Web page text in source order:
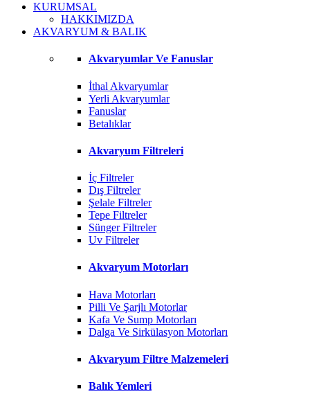
KURUMSAL
HAKKIMIZDA
AKVARYUM & BALIK
Akvaryumlar Ve Fanuslar
İthal Akvaryumlar
Yerli Akvaryumlar
Fanuslar
Betalıklar
Akvaryum Filtreleri
İç Filtreler
Dış Filtreler
Şelale Filtreler
Tepe Filtreler
Sünger Filtreler
Uv Filtreler
Akvaryum Motorları
Hava Motorları
Pilli Ve Şarjlı Motorlar
Kafa Ve Sump Motorları
Dalga Ve Sirkülasyon Motorları
Akvaryum Filtre Malzemeleri
Balık Yemleri